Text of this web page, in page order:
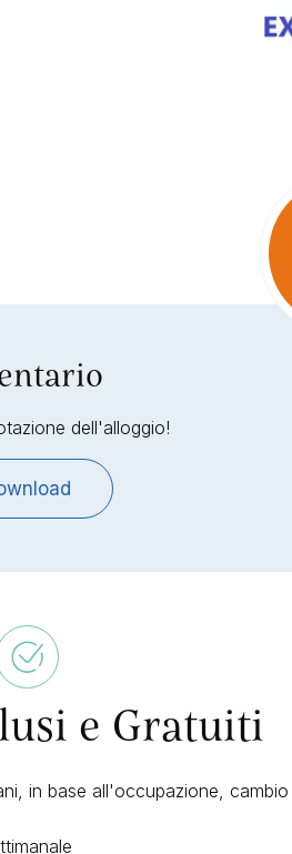
dell'alloggio!
e Gratuiti
in base all'occupazione, cambio